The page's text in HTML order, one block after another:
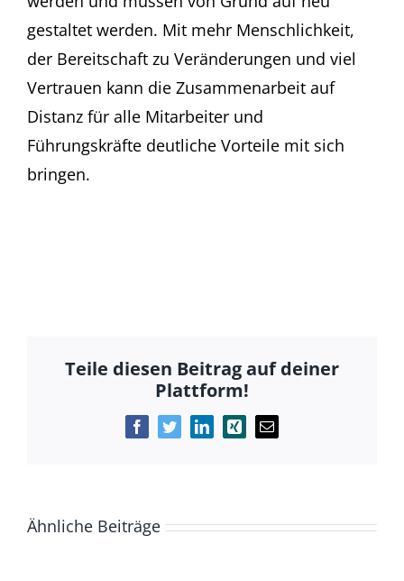
gestaltet werden. Mit mehr Menschlichkeit,
der Bereitschaft zu Veränderungen und viel
Vertrauen kann die Zusammenarbeit auf
Distanz für alle Mitarbeiter und
Führungskräfte deutliche Vorteile mit sich
bringen.
Teile diesen Beitrag auf deiner
Plattform!
FacebookTwitterLinkedInXing E-
Ähnliche Beiträge